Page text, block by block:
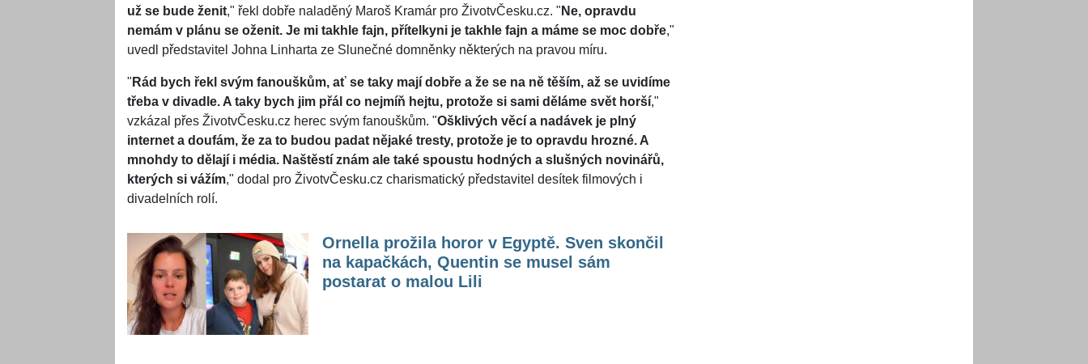
už se bude ženit," řekl dobře naladěný Maroš Kramár pro ŽivotvČesku.cz. " Ne, opravdu
nemám v plánu se oženit. Je mi takhle fajn, přítelkyni je takhle fajn a máme se moc dobře,"
uvedl představitel Johna Linharta ze Slunečné domněnky některých na pravou míru.
" Rád bych řekl svým fanouškům, ať se taky mají dobře a že se na ně těším, až se uvidíme
třeba v divadle. A taky bych jim přál co nejmíň hejtu, protože si sami děláme svět horší,"
vzkázal přes ŽivotvČesku.cz herec svým fanouškům. "Ošklivých věcí a nadávek je plný
internet a doufám, že za to budou padat nějaké tresty, protože je to opravdu hrozné. A
mnohdy to dělají i média. Naštěstí znám ale také spoustu hodných a slušných novinářů,
kterých si vážím," dodal pro ŽivotvČesku.cz charismatický představitel desítek filmových i
divadelních rolí.
Ornella prožila horor v Egyptě. Sven skončil
na kapačkách, Quentin se musel sám
postarat o malou Lili